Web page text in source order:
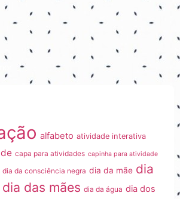
alfabeto atividade interativa
capa para atividades capinha para atividade
dia da consciência negra dia da mãe dia
dia das mães dia da água dia dos